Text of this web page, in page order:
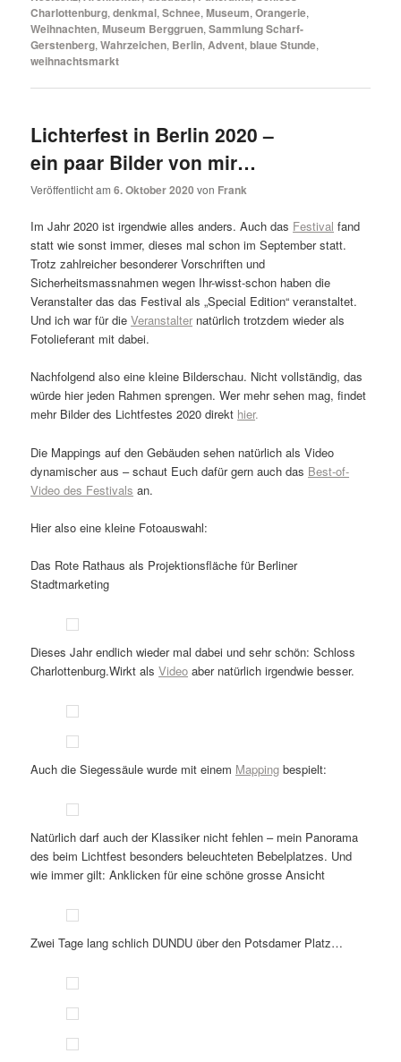
Charlottenburg,denkmal,Schnee,Museum,Orangerie,
Weihnachten,Museum Berggruen,Sammlung Scharf-
Gerstenberg,Wahrzeichen, Berlin, Advent,blaue Stunde,
weihnachtsmarkt
Lichterfest in Berlin 2020 –
ein paar Bilder von mir…
Veröffentlicht am6. Oktober 2020 von Frank
Im Jahr 2020 ist irgendwie alles anders. Auch das Festival fand
statt wie sonst immer, dieses mal schon im September statt.
Trotz zahlreicher besonderer Vorschriften und
Sicherheitsmassnahmen wegen Ihr-wisst-schon haben die
Veranstalter das das Festival als „Special Edition“ veranstaltet.
Und ich war für dieVeranstalter natürlich trotzdem wieder als
Fotolieferant mit dabei.
Nachfolgend also eine kleine Bilderschau. Nicht vollständig, das
würde hier jeden Rahmen sprengen. Wer mehr sehen mag, findet
mehr Bilder des Lichtfestes 2020 direkt hier.
Die Mappings auf den Gebäuden sehen natürlich als Video
dynamischer aus – schaut Euch dafür gern auch das Best-of-
Video des Festivals an.
Hier also eine kleine Fotoauswahl:
Das Rote Rathaus als Projektionsfläche für Berliner
Stadtmarketing
Dieses Jahr endlich wieder mal dabei und sehr schön: Schloss
Charlottenburg.Wirkt alsVideo aber natürlich irgendwie besser.
Auch die Siegessäule wurde mit einem Mapping bespielt:
Natürlich darf auch der Klassiker nicht fehlen – mein Panorama
des beim Lichtfest besonders beleuchteten Bebelplatzes. Und
wie immer gilt: Anklicken für eine schöne grosse Ansicht
Zwei Tage lang schlich DUNDU über den Potsdamer Platz…